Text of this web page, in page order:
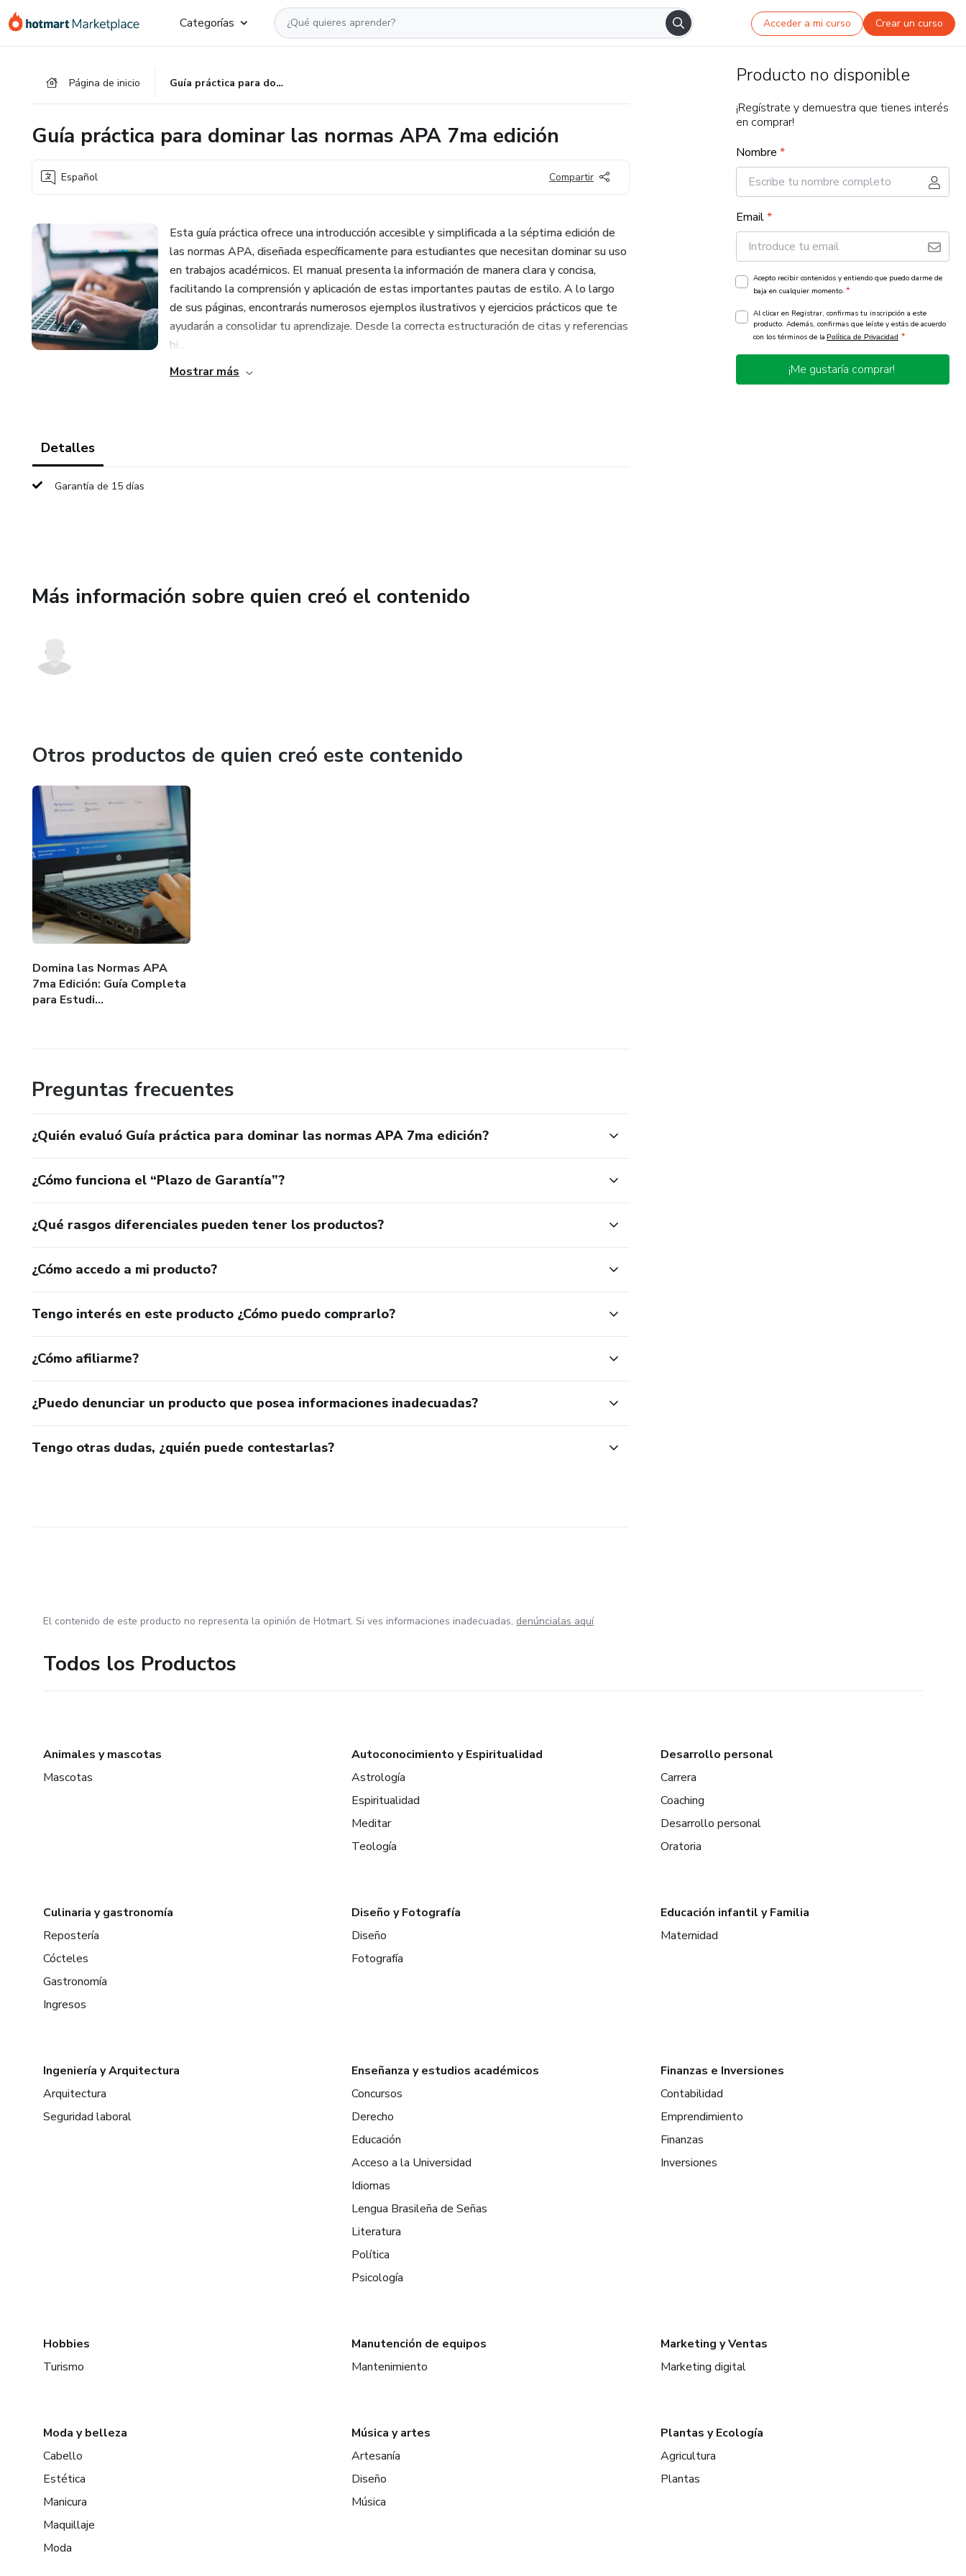
Categorías Acceder a mi curso Crear un curso
Página de inicio Guía práctica para dominar las normas APA 7ma edición
Guía práctica para dominar las normas APA 7ma edición
Español Compartir
Esta guía práctica ofrece una introducción accesible y simplificada a la séptima edición de
las normas APA, diseñada específicamente para estudiantes que necesitan dominar su uso
en trabajos académicos. El manual presenta la información de manera clara y concisa,
facilitando la comprensión y aplicación de estas importantes pautas de estilo. A lo largo
de sus páginas, encontrarás numerosos ejemplos ilustrativos y ejercicios prácticos que te
ayudarán a consolidar tu aprendizaje. Desde la correcta estructuración de citas y referencias
bi...
Mostrar más
Detalles
Garantía de 15 días
Más información sobre quien creó el contenido
Otros productos de quien creó este contenido
Domina las Normas APA
7ma Edición: Guía Completa
para Estudi...
Preguntas frecuentes
¿Quién evaluó Guía práctica para dominar las normas APA 7ma edición?
¿Cómo funciona el “Plazo de Garantía”?
¿Qué rasgos diferenciales pueden tener los productos?
¿Cómo accedo a mi producto?
Tengo interés en este producto ¿Cómo puedo comprarlo?
¿Cómo afiliarme?
¿Puedo denunciar un producto que posea informaciones inadecuadas?
Tengo otras dudas, ¿quién puede contestarlas?
Producto no disponible
¡Regístrate y demuestra que tienes interés
en comprar!
Nombre *
Email*
Acepto recibir contenidos y entiendo que puedo darme de
baja en cualquier momento. *
Al clicar en Registrar, confirmas tu inscripción a este
producto. Además, confirmas que leíste y estás de acuerdo
con los términos de la Política de Privacidad *
¡Me gustaría comprar!
El contenido de este producto no representa la opinión de Hotmart. Si ves informaciones inadecuadas, denúncialas aquí
Todos los Productos
Animales y mascotas
Mascotas
Autoconocimiento y Espiritualidad
Astrología
Espiritualidad
Meditar
Teología
Desarrollo personal
Carrera
Coaching
Desarrollo personal
Oratoria
Culinaria y gastronomía
Repostería
Cócteles
Gastronomía
Ingresos
Diseño y Fotografía
Diseño
Fotografía
Educación infantil y Familia
Maternidad
Ingeniería y Arquitectura
Arquitectura
Seguridad laboral
Enseñanza y estudios académicos
Concursos
Derecho
Educación
Acceso a la Universidad
Idiomas
Lengua Brasileña de Señas
Literatura
Política
Psicología
Finanzas e Inversiones
Contabilidad
Emprendimiento
Finanzas
Inversiones
Hobbies
Turismo
Manutención de equipos
Mantenimiento
Marketing y Ventas
Marketing digital
Moda y belleza
Cabello
Estética
Manicura
Maquillaje
Moda
Música y artes
Artesanía
Diseño
Música
Plantas y Ecología
Agricultura
Plantas